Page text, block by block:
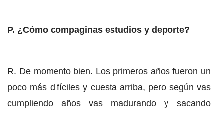
P. ¿Cómo compaginas estudios y deporte?
R. De momento bien. Los primeros años fueron un
poco más difíciles y cuesta arriba, pero según vas
cumpliendo años vas madurando y sacando